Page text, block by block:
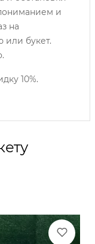
и
на
букет.
10%.